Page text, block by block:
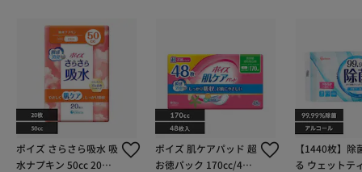
ポイズ さらさら吸水 吸
水ナプキン 50cc 20枚
ポイズ 肌ケアパッド 超
お徳パック 170cc/48
【1440枚】除
る ウェットテ